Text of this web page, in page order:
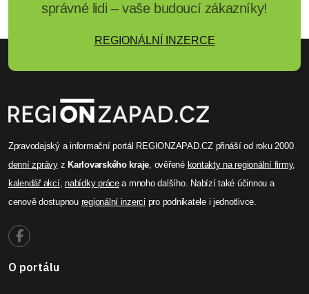
správné lidi – vaše budoucí zákazníky!
REGIONÁLNÍ INZERCE
Zpravodajský a informační portál REGIONZAPAD.CZ přináší od roku 2000
denní zprávyz Karlovarského kraje, ověřené kontakty na regionální firmy,
kalendář akcí,nabídky prácea mnoho dalšího. Nabízí také účinnou a
cenově dostupnou regionální inzerci pro podnikatele i jednotlivce.
O portálu